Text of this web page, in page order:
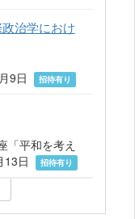
治学におけ
9日
招待有り
「平和を考え
13日
招待有り